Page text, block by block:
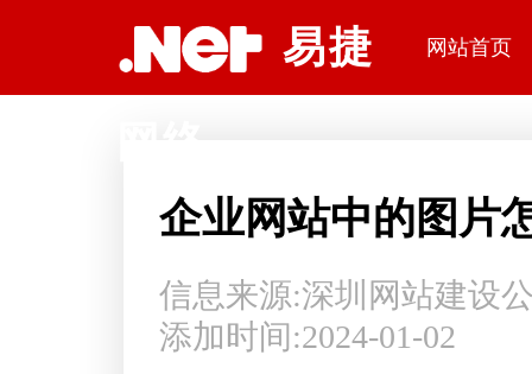
易捷
网站首页
企业网站中的图片
信息来源:深圳网站建设
添加时间:2024-01-02